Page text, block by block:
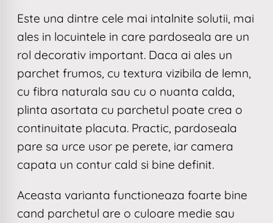
Este una dintre cele mai intalnite solutii, mai
ales in locuintele in care pardoseala are un
rol decorativ important. Daca ai ales un
parchet frumos, cu textura vizibila de lemn,
cu fibra naturala sau cu o nuanta calda,
plinta asortata cu parchetul poate crea o
continuitate placuta. Practic, pardoseala
pare sa urce usor pe perete, iar camera
capata un contur cald si bine definit.
Aceasta varianta functioneaza foarte bine
cand parchetul are o culoare medie sau